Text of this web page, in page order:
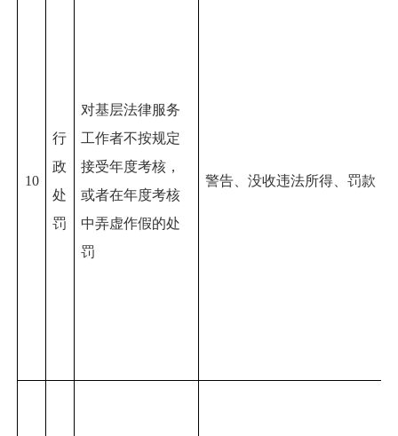
10
行
政
处
罚
对基层法律服务
工作者不按规定
接受年度考核，
或者在年度考核
中弄虚作假的处
罚
警告、没收违法所得、罚款